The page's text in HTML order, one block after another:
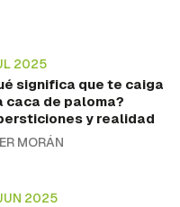
2025
significa que te caiga
caca de paloma?
y realidad
MORÁN
2025